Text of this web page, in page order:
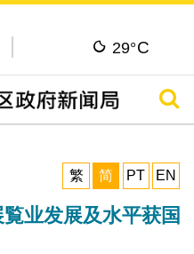
29°C
搜寻
繁
简 PT EN
覧业发展及水平获国